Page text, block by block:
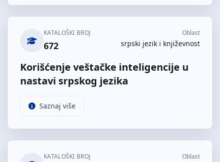
KATALOŠKI BROJ
672
Oblast
srpski jezik i književnost
Korišćenje veštačke inteligencije u
nastavi srpskog jezika
Saznaj više
KATALOŠKI BROJ Oblast